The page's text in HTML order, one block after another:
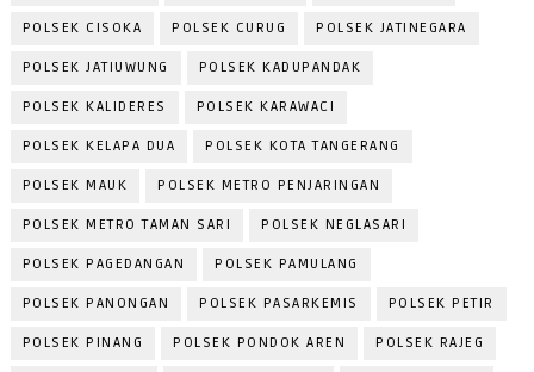
POLSEK CISOKA POLSEK CURUG POLSEK JATINEGARA
POLSEK JATIUWUNG POLSEK KADUPANDAK
POLSEK KALIDERES POLSEK KARAWACI
POLSEK KELAPA DUA POLSEK KOTA TANGERANG
POLSEK MAUK POLSEK METRO PENJARINGAN
POLSEK METRO TAMAN SARI POLSEK NEGLASARI
POLSEK PAGEDANGAN POLSEK PAMULANG
POLSEK PANONGAN POLSEK PASARKEMIS POLSEK PETIR
POLSEK PINANG POLSEK PONDOK AREN POLSEK RAJEG